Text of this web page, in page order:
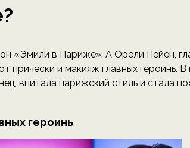
«Эмили в Париже». А Орели Пейен,
прически и макияж главных героинь.
впитала парижский стиль и стала
героинь